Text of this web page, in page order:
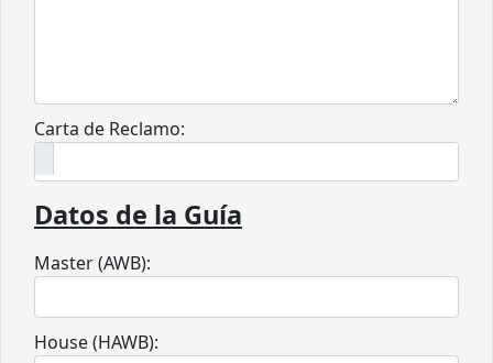
Carta de Reclamo:
Datos de la Guía
Master (AWB):
House (HAWB):